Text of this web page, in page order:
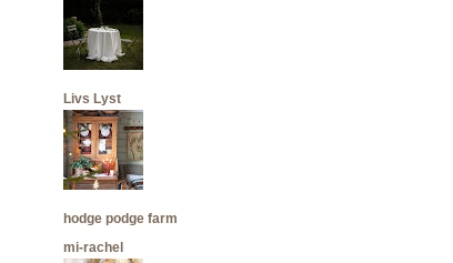
Livs Lyst
hodge podge farm
mi-rachel